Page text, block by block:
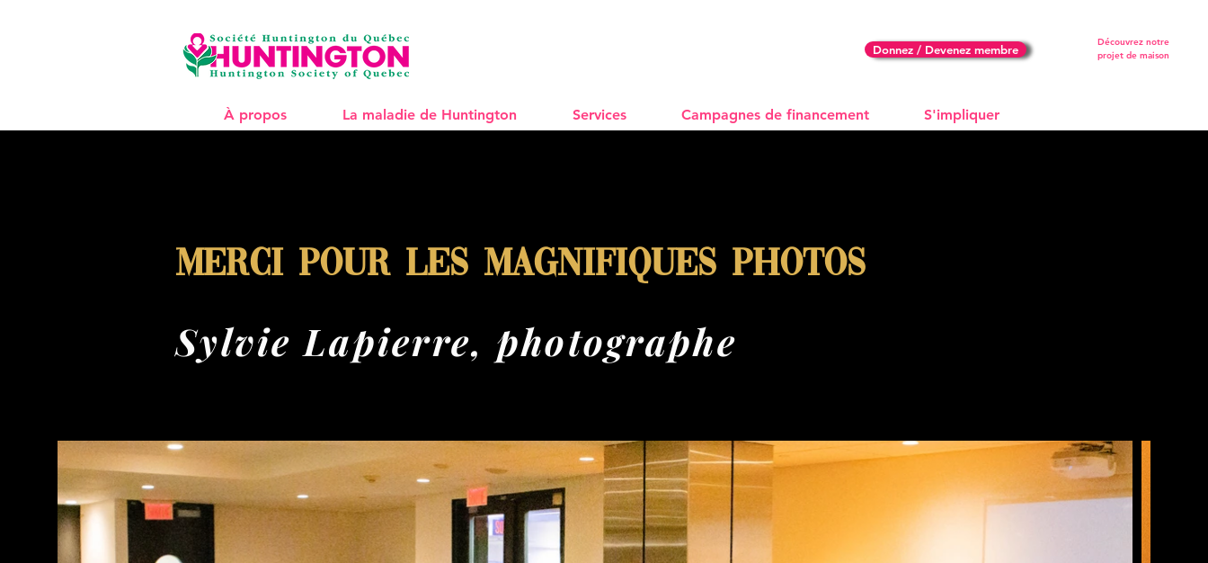
Donnez / Devenez membre
Découvrez notre
projet de maison
À propos La maladie de Huntington Services Campagnes de financement S'impliquer
Merci pour les magnifiques photos
Sylvie Lapierre, photographe